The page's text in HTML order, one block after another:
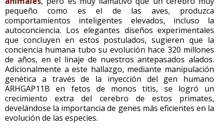
pequeño como es el de las aves, produzca
comportamientos inteligentes elevados, incluso la
autoconciencia. Los elegantes diseños experimentales
que concluyen en estos postulados, sugieren que la
conciencia humana tubo su evolución hace 320 millones
de años, en el linaje de nuestros antepasados alados.
Adicionalmente a este hallazgo, mediante manipulación
genética a través de la inyección del gen humano
ARHGAP11B en fetos de monos titis, se logró un
crecimiento extra del cerebro de estos primates,
develándose la importancia de genes más eficientes en la
evolución de las especies.